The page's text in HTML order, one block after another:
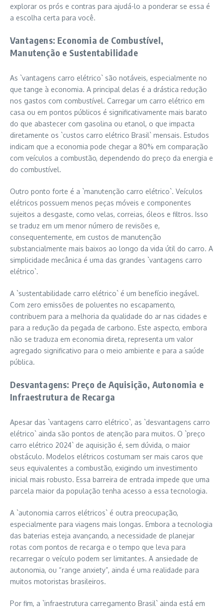
explorar os prós e contras para ajudá-lo a ponderar se essa é
a escolha certa para você.
Vantagens: Economia de Combustível,
Manutenção e Sustentabilidade
As `vantagens carro elétrico` são notáveis, especialmente no
que tange à economia. A principal delas é a drástica redução
nos gastos com combustível. Carregar um carro elétrico em
casa ou em pontos públicos é significativamente mais barato
do que abastecer com gasolina ou etanol, o que impacta
diretamente os `custos carro elétrico Brasil` mensais. Estudos
indicam que a economia pode chegar a 80% em comparação
com veículos a combustão, dependendo do preço da energia e
do combustível.
Outro ponto forte é a `manutenção carro elétrico`. Veículos
elétricos possuem menos peças móveis e componentes
sujeitos a desgaste, como velas, correias, óleos e filtros. Isso
se traduz em um menor número de revisões e,
consequentemente, em custos de manutenção
substancialmente mais baixos ao longo da vida útil do carro. A
simplicidade mecânica é uma das grandes `vantagens carro
elétrico`.
A `sustentabilidade carro elétrico` é um benefício inegável.
Com zero emissões de poluentes no escapamento,
contribuem para a melhoria da qualidade do ar nas cidades e
para a redução da pegada de carbono. Este aspecto, embora
não se traduza em economia direta, representa um valor
agregado significativo para o meio ambiente e para a saúde
pública.
Desvantagens: Preço de Aquisição, Autonomia e
Infraestrutura de Recarga
Apesar das `vantagens carro elétrico`, as `desvantagens carro
elétrico` ainda são pontos de atenção para muitos. O `preço
carro elétrico 2024` de aquisição é, sem dúvida, o maior
obstáculo. Modelos elétricos costumam ser mais caros que
seus equivalentes a combustão, exigindo um investimento
inicial mais robusto. Essa barreira de entrada impede que uma
parcela maior da população tenha acesso a essa tecnologia.
A `autonomia carros elétricos` é outra preocupação,
especialmente para viagens mais longas. Embora a tecnologia
das baterias esteja avançando, a necessidade de planejar
rotas com pontos de recarga e o tempo que leva para
recarregar o veículo podem ser limitantes. A ansiedade de
autonomia, ou “range anxiety”, ainda é uma realidade para
muitos motoristas brasileiros.
Por fim, a `infraestrutura carregamento Brasil` ainda está em